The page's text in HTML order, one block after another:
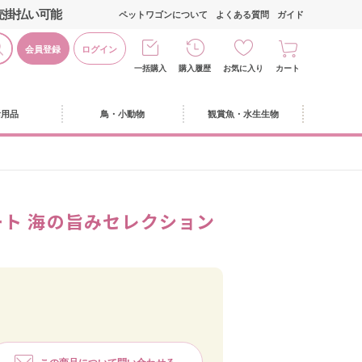
掛払い可能
会員登録 ログイン
ペットワゴンについて よくある質問 ガイド
一括購入 購入履歴 お気に入り カート
品 鳥・小動物 観賞魚・水生生物
海の旨みセレクション